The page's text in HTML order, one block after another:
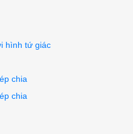
hình tứ giác
chia
chia